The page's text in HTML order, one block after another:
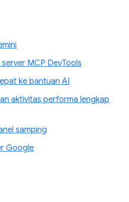
MCP DevTools
ke bantuan AI
aktivitas performa lengkap
samping
Google